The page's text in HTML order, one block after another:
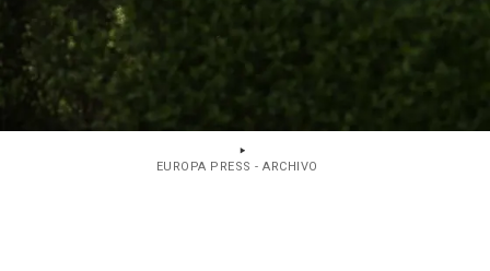
EUROPA PRESS - ARCHIVO